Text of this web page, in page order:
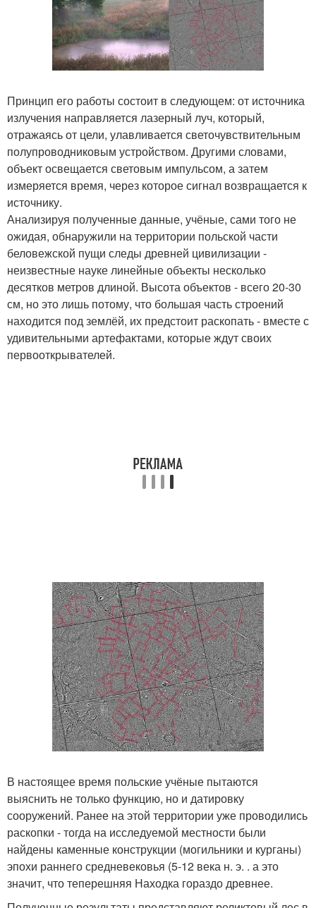
Принцип его работы состоит в следующем: от источника
излучения направляется лазерный луч, который,
отражаясь от цели, улавливается светочувствительным
полупроводниковым устройством. Другими словами,
объект освещается световым импульсом, а затем
измеряется время, через которое сигнал возвращается к
источнику.
Анализируя полученные данные, учёные, сами того не
ожидая, обнаружили на территории польской части
беловежской пущи следы древней цивилизации -
неизвестные науке линейные объекты несколько
десятков метров длиной. Высота объектов - всего 20-30
см, но это лишь потому, что большая часть строений
находится под землёй, их предстоит раскопать - вместе с
удивительными артефактами, которые ждут своих
первооткрывателей.
В настоящее время польские учёные пытаются
выяснить не только функцию, но и датировку
сооружений. Ранее на этой территории уже проводились
раскопки - тогда на исследуемой местности были
найдены каменные конструкции (могильники и курганы)
эпохи раннего средневековья (5-12 века н. э. . а это
значит, что теперешняя Находка гораздо древнее.